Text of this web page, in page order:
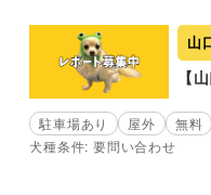
山
【
駐車場あり 屋外
無料
犬種条件: 要問い合わせ